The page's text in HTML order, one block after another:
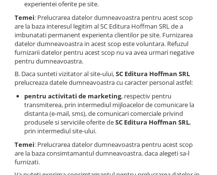
experientei oferite pe site.
Temei: Prelucrarea datelor dumneavoastra pentru acest scop
are la baza interesul legitim al SC Editura Hoffman SRL de a
imbunatati permanent experienta clientilor pe site. Furnizarea
datelor dumneavoastra in acest scop este voluntara. Refuzul
furnizarii datelor pentru acest scop nu va avea urmari negative
pentru dumneavoastra.
B. Daca sunteti vizitator al site-ului,SC Editura Hoffman SRL
prelucreaza datele dumneavoastra cu caracter personal astfel:
pentru activitati de marketing, respectiv pentru
transmiterea, prin intermediul mijloacelor de comunicare la
distanta (e-mail, sms), de comunicari comerciale privind
produsele si serviciile oferite deSC Editura Hoffman SRL,
prin intermediul site-ului.
Temei: Prelucrarea datelor dumneavoastra pentru acest scop
are la baza consimtamantul dumneavoastra, daca alegeti sa-l
furnizati.